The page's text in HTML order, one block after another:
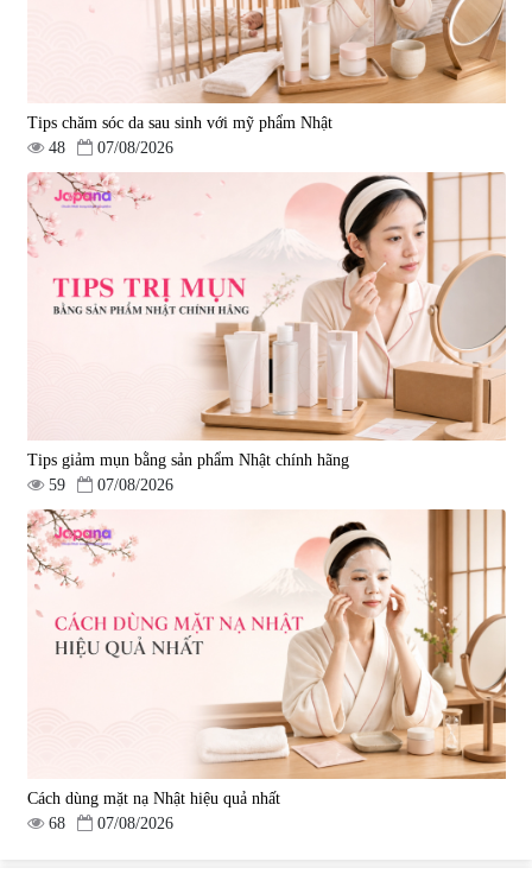
Tips chăm sóc da sau sinh với mỹ phẩm Nhật
48
07/08/2026
Tips giảm mụn bằng sản phẩm Nhật chính hãng
59
07/08/2026
Cách dùng mặt nạ Nhật hiệu quả nhất
68
07/08/2026